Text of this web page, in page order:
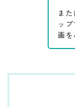
ま
ッ
画